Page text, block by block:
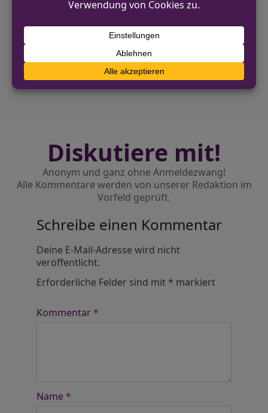
Flucht nach Verkehrsunfall in Lübbecke
NÄCHSTER BEITRAG
Radfahrer verstirbt nach Alleinunfall in
Diskutiere mit!
Anonym und ganz ohne Anmeldezwang!
Alle Kommentare werden von unserer Redaktion im
Vorfeld geprüft.
Schreibe einen Kommentar
Deine E-Mail-Adresse wird nicht
veröffentlicht.
Erforderliche Felder sind mit* markiert
Kommentar*
Name *